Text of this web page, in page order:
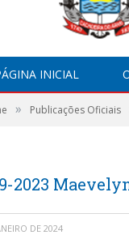
INICIAL
» Publicações Oficiais
2023
DE 2024